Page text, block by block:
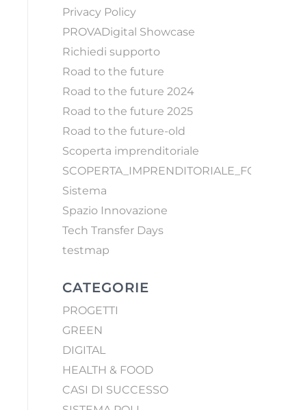
Privacy Policy
PROVADigital Showcase
Richiedi supporto
Road to the future
Road to the future 2024
Road to the future 2025
Road to the future-old
Scoperta imprenditoriale
SCOPERTA_IMPRENDITORIALE_FORM
Sistema
Spazio Innovazione
Tech Transfer Days
testmap
CATEGORIE
PROGETTI
GREEN
DIGITAL
HEALTH & FOOD
CASI DI SUCCESSO